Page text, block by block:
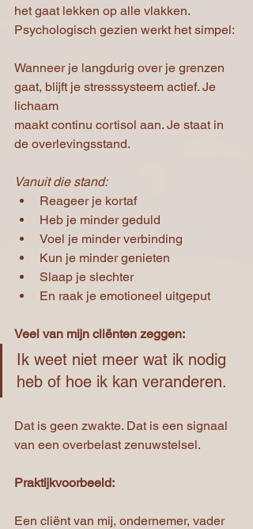
het gaat lekken op alle vlakken.
Psychologisch gezien werkt het simpel:
Wanneer je langdurig over je grenzen
gaat, blijft je stresssysteem actief. Je
lichaam
maakt continu cortisol aan. Je staat in
de overlevingsstand.
Vanuit die stand:
Reageer je kortaf
Heb je minder geduld
Voel je minder verbinding
Kun je minder genieten
Slaap je slechter
En raak je emotioneel uitgeput
Veel van mijn cliënten zeggen:
Ik weet niet meer wat ik nodig
heb of hoe ik kan veranderen.
Dat is geen zwakte. Dat is een signaal
van een overbelast zenuwstelsel.
Praktijkvoorbeeld:
Een cliënt van mij, ondernemer, vader